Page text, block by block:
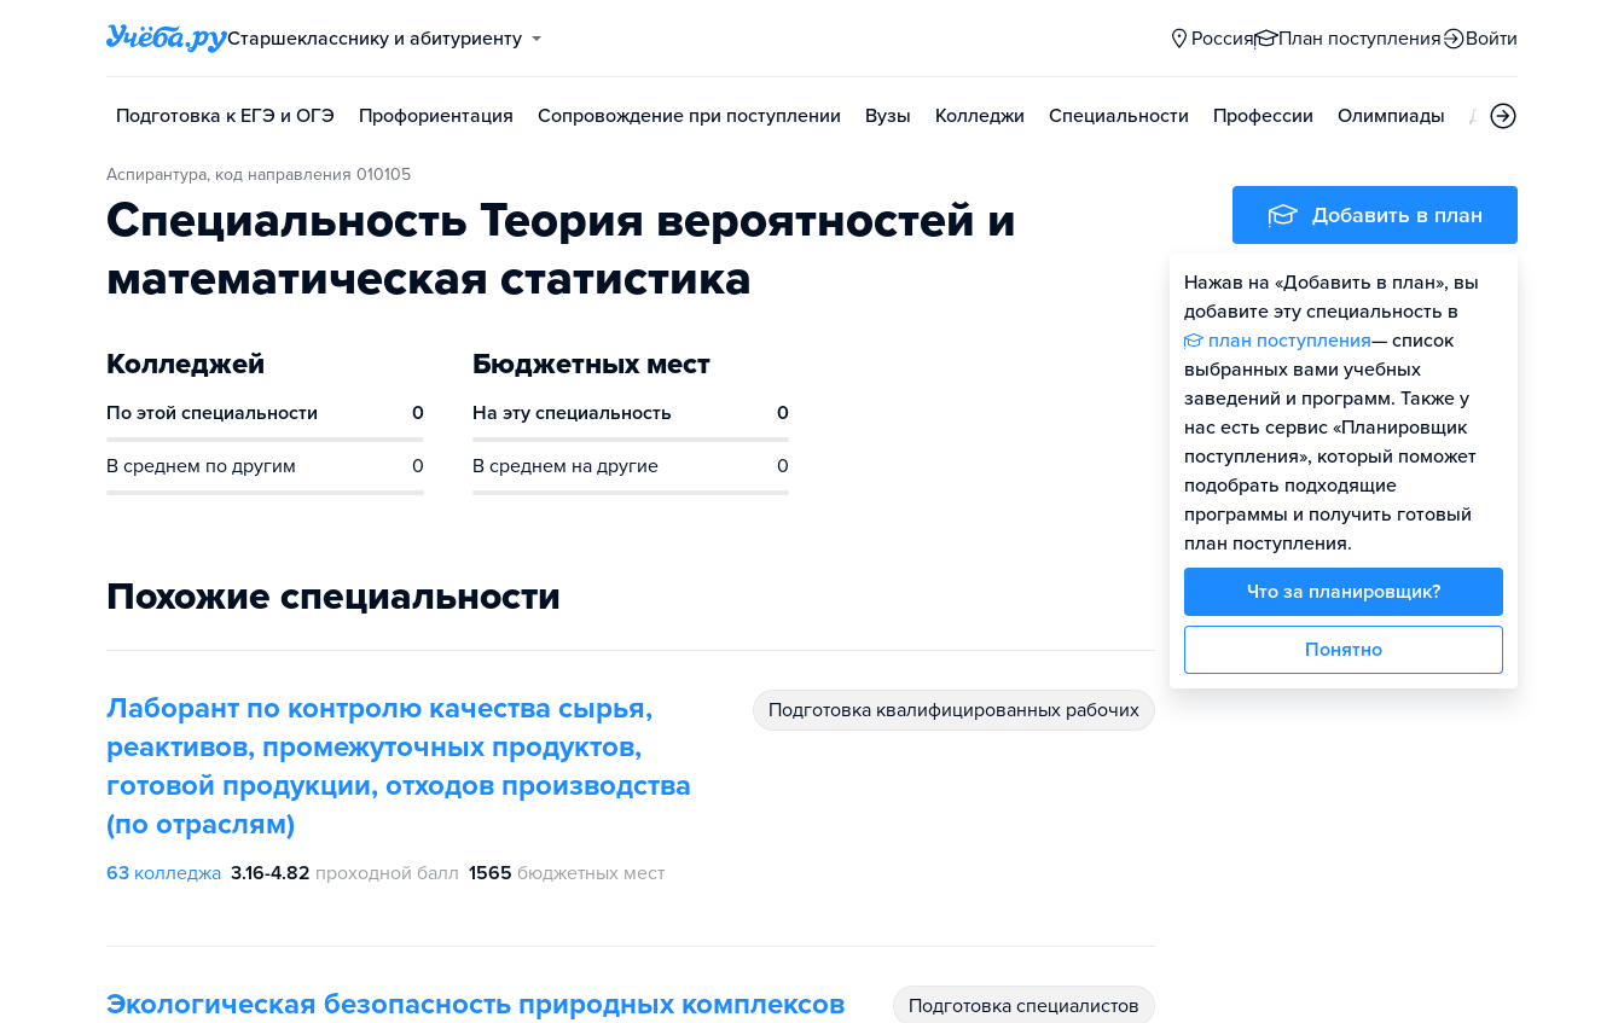
Старшекласснику и абитуриенту Россия План поступления Войти
Подготовка к ЕГЭ и ОГЭ Профориентация Сопровождение при поступлении Вузы Колледжи Специальности Профессии Олимпиады Дни открытых
Аспирантура, код направления 010105
Специальность Теория вероятностей и
математическая статистика
Колледжей
По этой специальности 0
В среднем по другим 0
Бюджетных мест
На эту специальность 0
В среднем на другие 0
Похожие специальности
Лаборант по контролю качества сырья,
реактивов, промежуточных продуктов,
готовой продукции, отходов производства
(по отраслям)
подготовка квалифицированных рабочих
63 колледжа 3.16-4.82 проходной балл 1565 бюджетных мест
Экологическая безопасность природных комплексов подготовка специалистов
Добавить в план
Нажав на «Добавить в план», вы
добавите эту специальность в
план поступления— список
выбранных вами учебных
заведений и программ. Также у
нас есть сервис «Планировщик
поступления», который поможет
подобрать подходящие
программы и получить готовый
план поступления.
Что за планировщик?
Понятно